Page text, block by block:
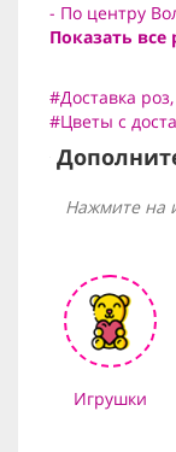
- По центру
Показать все
#Доставка роз,
#Цветы с
Нажмите на
Игрушки